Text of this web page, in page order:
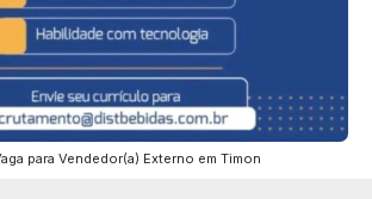
para Vendedor(a) Externo em Timon